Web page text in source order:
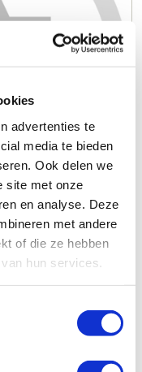
advertenties te
media te bieden
Ook delen we
site met onze
en analyse. Deze
met andere
of die ze hebben
hun services.